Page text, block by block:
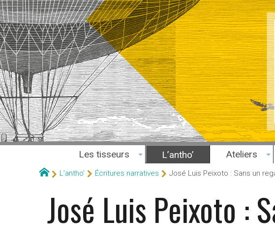
Les tisseurs L’antho’ Ateliers
L’antho’ Écritures narratives José Luis Peixoto : Sans un
José Luis Peixoto :